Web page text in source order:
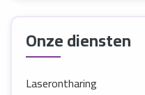
Onze diensten
Laserontharing